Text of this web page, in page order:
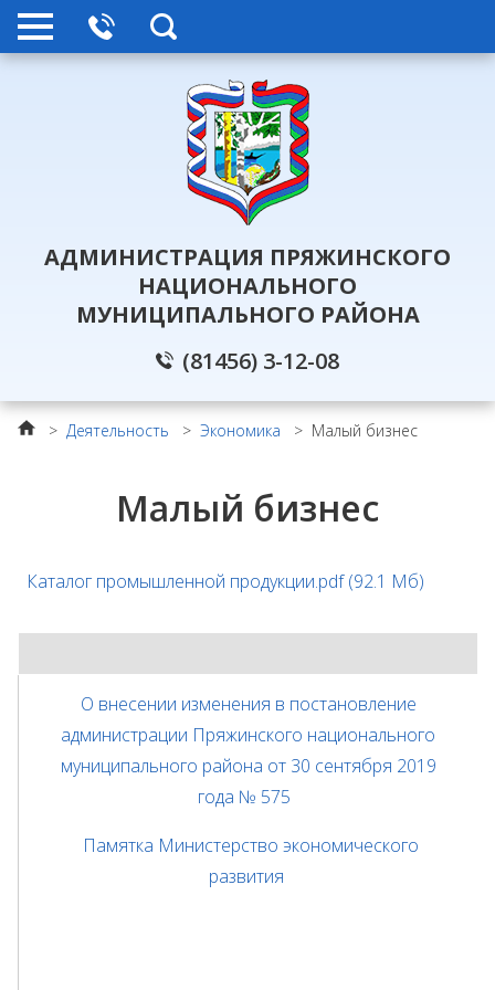
АДМИНИСТРАЦИЯ ПРЯЖИНСКОГО
НАЦИОНАЛЬНОГО
МУНИЦИПАЛЬНОГО РАЙОНА
(81456) 3-12-08
> Деятельность > Экономика > Малый бизнес
Малый бизнес
Каталог промышленной продукции.pdf(92.1 Мб)
О внесении изменения в постановление
администрации Пряжинского национального
муниципального района от 30 сентября 2019
года № 575
Памятка Министерство экономического
развития